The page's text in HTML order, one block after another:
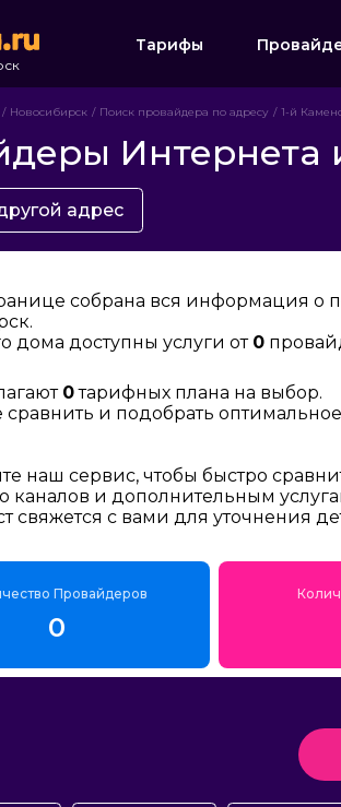
Тарифы
Новосибирск Поиск провайдера по адресу 1-й
Интернета
адрес
собрана вся информация о
дома доступны услуги от 0
0тарифных плана на выбор.
и подобрать
наш сервис, чтобы быстро
каналов и дополнительным
свяжется с вами для уточнения
Провайдеров
0